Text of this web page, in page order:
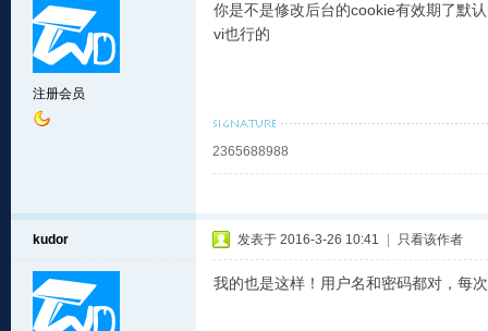
注册会员
你是不是修改后台的cookie有效期了默
vi也行的
2365688988
kudor 发表于 2016-3-26 10:41 只看该作者
我的也是这样！用户名和密码都对，每